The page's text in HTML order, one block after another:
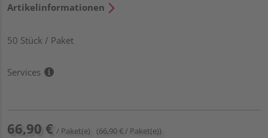
Artikelinformationen
50 Stück / Paket
Services
66,90 € / Paket(e) (66,90 € / Paket(e))